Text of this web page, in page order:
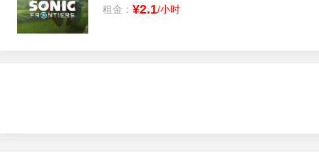
租金： ¥2.1/小时